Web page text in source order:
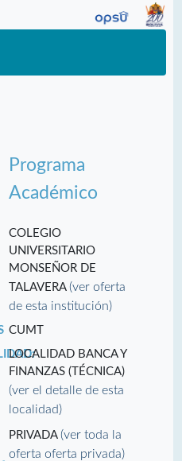
Programa
Académico
COLEGIO
UNIVERSITARIO
MONSEÑOR DE
TALAVERA(ver oferta
de esta institución)
CUMT
LOCALIDAD BANCA Y
FINANZAS (TÉCNICA)
(ver el detalle de esta
localidad)
PRIVADA(ver toda la
oferta oferta privada)